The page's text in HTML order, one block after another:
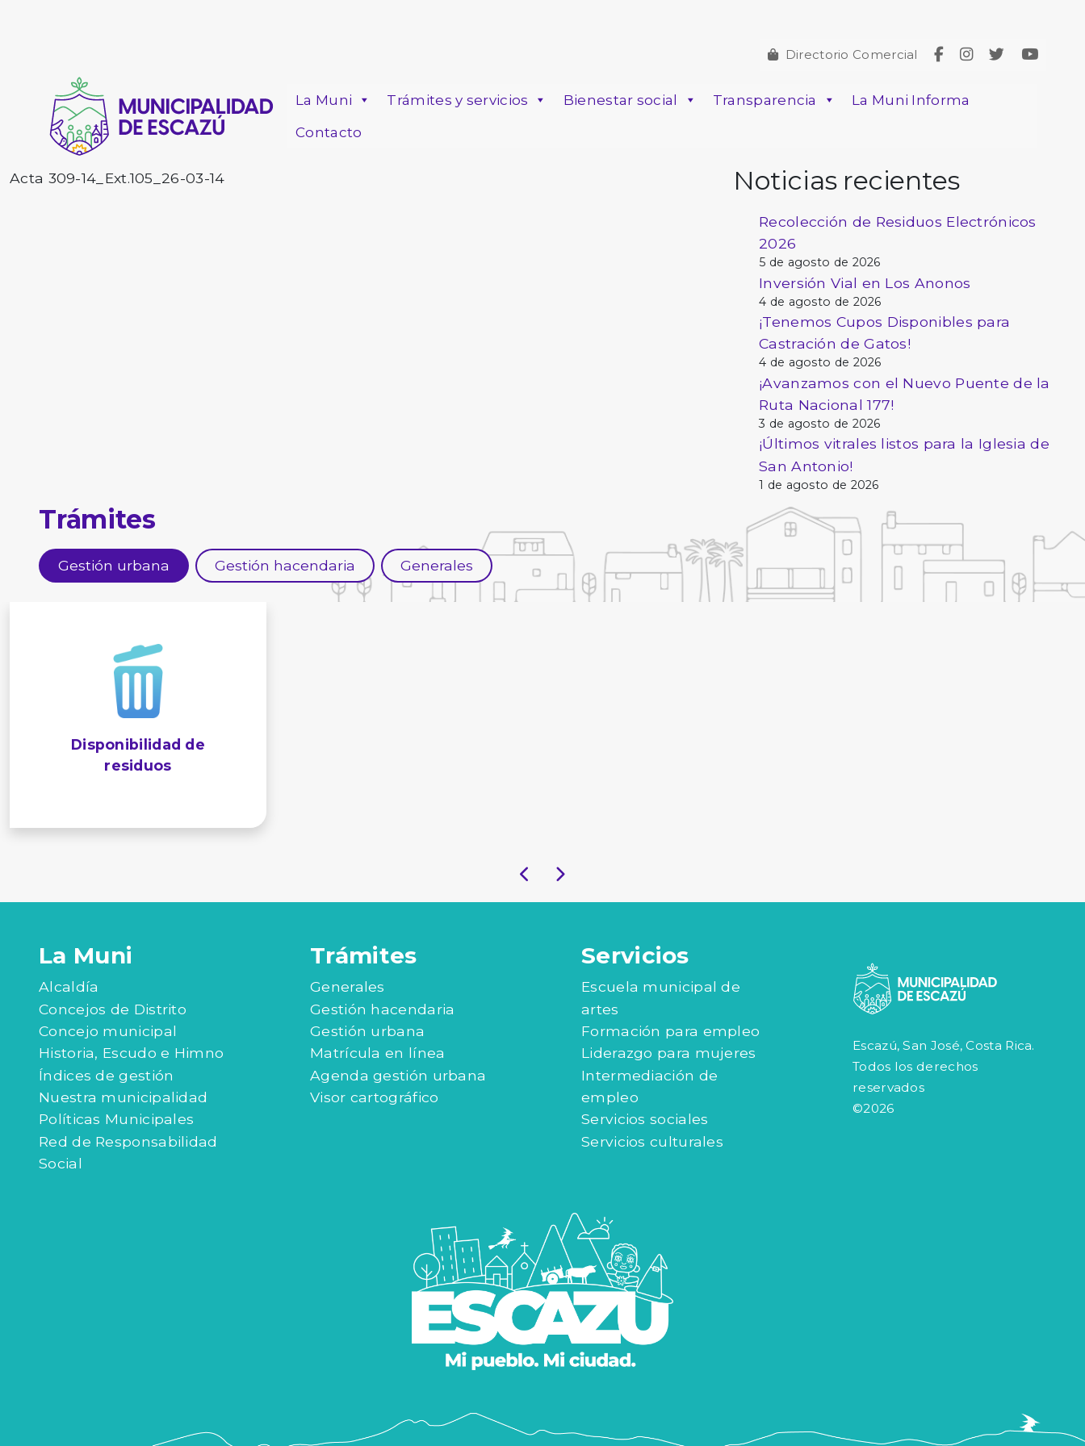
Directorio Comercial
La Muni Trámites y servicios Bienestar social Transparencia
La Muni Informa
Contacto
Acta 309-14_Ext.105_26-03-14 Noticias recientes
Recolección de Residuos Electrónicos
2026
5 de agosto de 2026
Inversión Vial en Los Anonos
4 de agosto de 2026
¡Tenemos Cupos Disponibles para
Castración de Gatos!
4 de agosto de 2026
¡Avanzamos con el Nuevo Puente de la
Ruta Nacional 177!
3 de agosto de 2026
¡Últimos vitrales listos para la Iglesia de
San Antonio!
1 de agosto de 2026
Trámites
Gestión urbana Gestión hacendaria Generales
Disponibilidad de
residuos
La Muni
Alcaldía
Concejos de Distrito
Concejo municipal
Historia, Escudo e Himno
Índices de gestión
Nuestra municipalidad
Políticas Municipales
Red de Responsabilidad
Social
Trámites
Generales
Gestión hacendaria
Gestión urbana
Matrícula en línea
Agenda gestión urbana
Visor cartográfico
Servicios
Escuela municipal de
artes
Formación para empleo
Liderazgo para mujeres
Intermediación de
empleo
Servicios sociales
Servicios culturales
Escazú, San José, Costa Rica.
Todos los derechos
reservados
©2026